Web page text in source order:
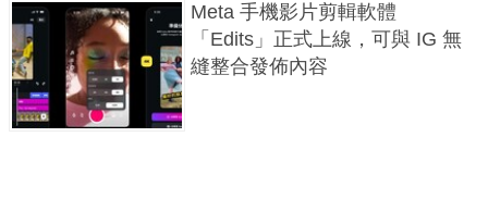
Meta 手機影片剪輯軟體
「Edits」正式上線，可與 IG 無
縫整合發佈內容